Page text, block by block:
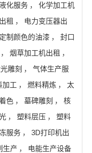
化服务 ，
化学加工机
租 ，
电力变压器出
制颜色的油漆 ，
封口
， 烟草加工机出租 ，
雕刻 ，
气体生产服
加工 ， 燃料精炼 ，
太
色 ， 墓碑雕刻 ，
核
， 塑料层压 ，
塑料
服务 ，
3D打印机出
生产 ，
电能生产设备